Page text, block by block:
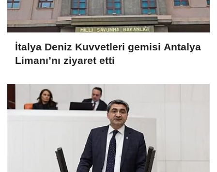
İtalya Deniz Kuvvetleri gemisi Antalya
Limanı’nı ziyaret etti